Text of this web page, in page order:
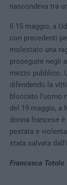
nascondeva tra
Il 15 maggio, a
con precedenti
molestato una
proseguire negli
mezzo pubblico.
difendendo la
bloccato l’uomo
del 19 maggio, a
donna francese
pestata e
stata salvata
Francesca Totolo